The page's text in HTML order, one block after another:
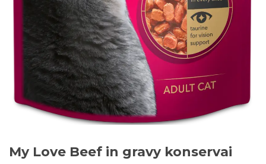
My Love Beef in gravy konservai